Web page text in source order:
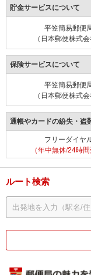
貯金サービスについて
平笠簡易郵便
（日本郵便株式会
保険サービスについて
平笠簡易郵便
（日本郵便株式会
通帳やカードの紛失・盗
フリーダイヤ
（年中無休/24時
ルート検索